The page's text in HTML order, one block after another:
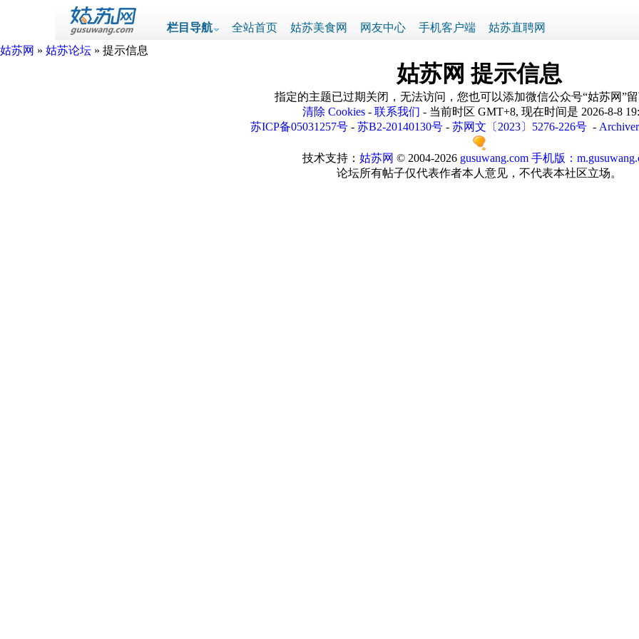
栏目导航 全站首页 姑苏美食网 网友中心 手机客户端
姑苏直聘网
姑苏网 » 姑苏论坛 » 提示信息
姑苏网 提示信息
指定的主题已过期关闭，无法访问，您也可以添加微信公众号“姑苏网”
清除 Cookies- 联系我们 - 当前时区 GMT+8, 现在时间是 2026-8-8
苏ICP备05031257号 - 苏B2-20140130号 - 苏网文〔2023〕5276-226号 - Archiver
技术支持： 姑苏网 © 2004-2026 gusuwang.com 手机版：
论坛所有帖子仅代表作者本人意见，不代表本社区立场。